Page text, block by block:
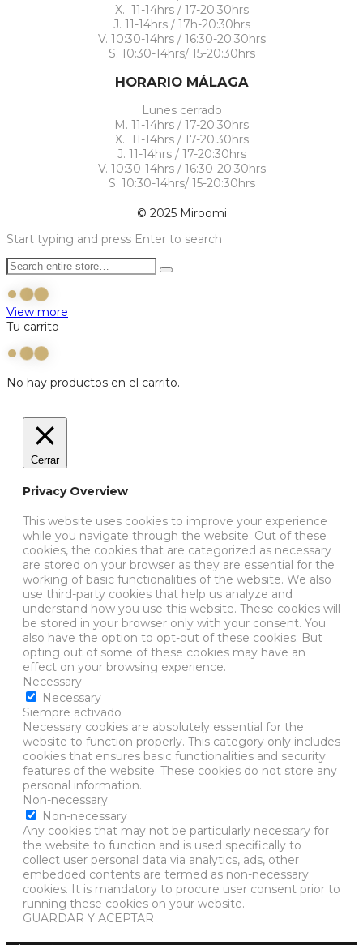
X. 11-14hrs / 17-20:30hrs
J. 11-14hrs / 17h-20:30hrs
V. 10:30-14hrs / 16:30-20:30hrs
S. 10:30-14hrs/ 15-20:30hrs
HORARIO MÁLAGA
Lunes cerrado
M. 11-14hrs / 17-20:30hrs
X. 11-14hrs / 17-20:30hrs
J. 11-14hrs / 17-20:30hrs
V. 10:30-14hrs / 16:30-20:30hrs
S. 10:30-14hrs/ 15-20:30hrs
© 2025 Miroomi
Start typing and press Enter to search
View more
Tu carrito
No hay productos en el carrito.
Cerrar
Privacy Overview
This website uses cookies to improve your experience
while you navigate through the website. Out of these
cookies, the cookies that are categorized as necessary
are stored on your browser as they are essential for the
working of basic functionalities of the website. We also
use third-party cookies that help us analyze and
understand how you use this website. These cookies will
be stored in your browser only with your consent. You
also have the option to opt-out of these cookies. But
opting out of some of these cookies may have an
effect on your browsing experience.
Necessary
Necessary
Siempre activado
Necessary cookies are absolutely essential for the
website to function properly. This category only includes
cookies that ensures basic functionalities and security
features of the website. These cookies do not store any
personal information.
Non-necessary
Non-necessary
Any cookies that may not be particularly necessary for
the website to function and is used specifically to
collect user personal data via analytics, ads, other
embedded contents are termed as non-necessary
cookies. It is mandatory to procure user consent prior to
running these cookies on your website.
GUARDAR Y ACEPTAR